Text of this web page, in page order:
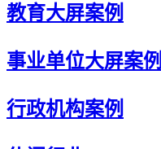
教育大屏案例
事业单位大屏案例
行政机构案例